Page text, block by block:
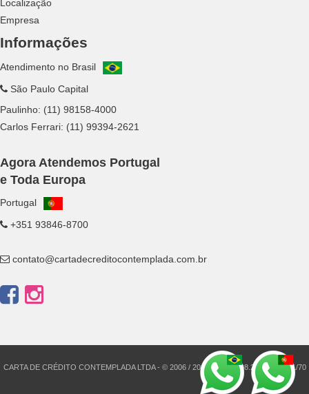
Localização
Empresa
Informações
Atendimento no Brasil
São Paulo Capital
Paulinho: (11) 98158-4000
Carlos Ferrari: (11) 99394-2621
Agora Atendemos Portugal
e Toda Europa
Portugal
+351 93846-8700
contato@cartadecreditocontemplada.com.br
CARTA DE CRÉDITO CONTEMPLADA LTDA - © 2006 / 2026 - CNPJ: 08.210.428.0001/70